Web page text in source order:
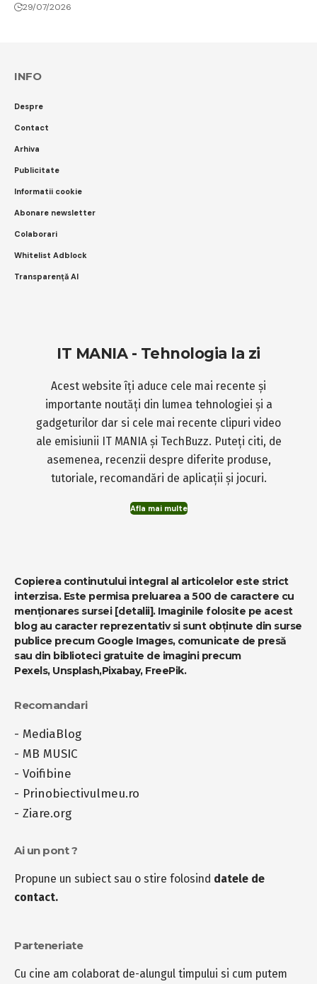
29/07/2026
INFO
Despre
Contact
Arhiva
Publicitate
Informatii cookie
Abonare newsletter
Colaborari
Whitelist Adblock
Transparență AI
IT MANIA - Tehnologia la zi
Acest website îți aduce cele mai recente și
importante noutăți din lumea tehnologiei și a
gadgeturilor dar si cele mai recente clipuri video
ale emisiunii IT MANIA și TechBuzz. Puteți citi, de
asemenea, recenzii despre diferite produse,
tutoriale, recomandări de aplicații și jocuri.
Afla mai multe
Copierea continutului integral al articolelor este strict
interzisa. Este permisa preluarea a 500 de caractere cu
menționares sursei [detalii]. Imaginile folosite pe acest
blog au caracter reprezentativ si sunt obținute din surse
publice precum Google Images, comunicate de presă
sau din biblioteci gratuite de imagini precum
Pexels, Unsplash,Pixabay, FreePik.
Recomandari
- MediaBlog
- MB MUSIC
- Voifibine
- Prinobiectivulmeu.ro
- Ziare.org
Ai un pont ?
Propune un subiect sau o stire folosind datele de
contact.
Parteneriate
Cu cine am colaborat de-alungul timpului si cum putem